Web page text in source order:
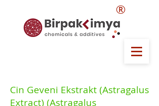
®
Cin Geveni Ekstrakt (Astragalus
Extract) (Astragalus